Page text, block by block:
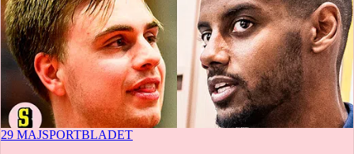
29 MAJSPORTBLADET